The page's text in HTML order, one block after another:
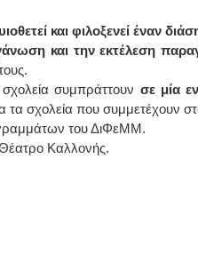
υιοθετεί και φιλοξενεί έναν
και την εκτέλεση
συμπράττουν σε μία
τα σχολεία που συμμετέχουν
του ΔιΦεΜΜ.
Θέατρο Καλλονής.
Έλενα